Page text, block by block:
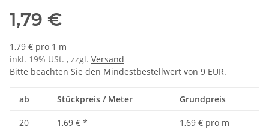
1,79 €
1,79 € pro 1 m
inkl. 19% USt. , zzgl. Versand
Bitte beachten Sie den Mindestbestellwert von 9 EUR.
ab Stückpreis / Meter Grundpreis
20 1,69 € * 1,69 € pro m